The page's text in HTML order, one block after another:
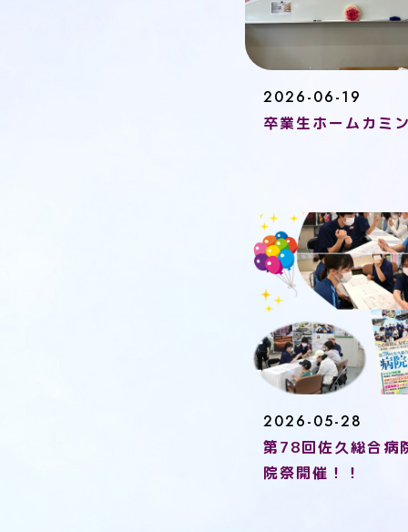
2026-06-19
卒業生ホームカミ
2026-05-28
第78回佐久総合
院祭開催！！